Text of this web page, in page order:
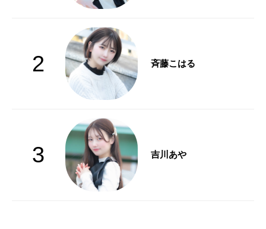
2 斉藤こはる
3 吉川あや